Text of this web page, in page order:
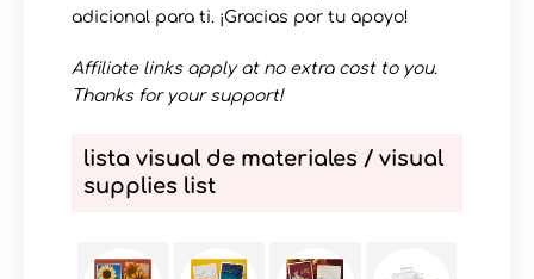
adicional para ti. ¡Gracias por tu apoyo!
Affiliate links apply at no extra cost to you.
Thanks for your support!
lista visual de materiales / visual
supplies list